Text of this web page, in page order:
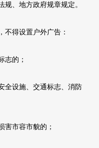
、地方政府规章规定。
得设置户外广告：
的；
设施、交通标志、消防
市容市貌的；